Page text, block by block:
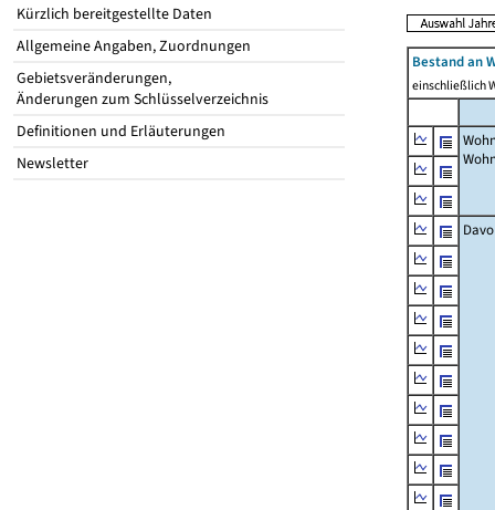
Kürzlich bereitgestellte Daten
Allgemeine Angaben, Zuordnungen
Gebietsveränderungen,
Änderungen zum Schlüsselverzeichnis
Definitionen und Erläuterungen
Newsletter
Bestand an
einschließlich